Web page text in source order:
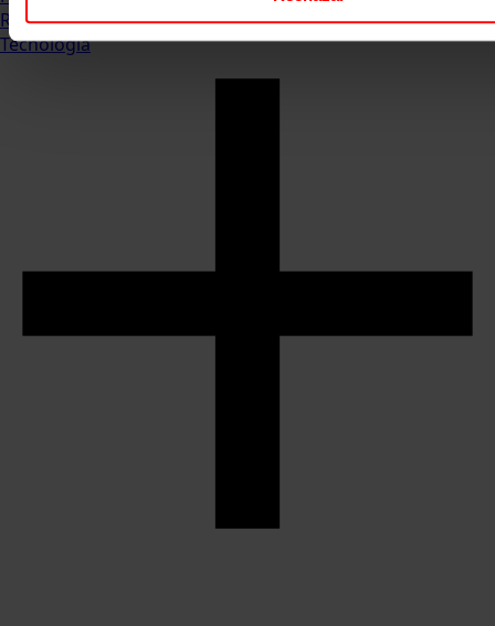
Recursos Humanos
Tecnología